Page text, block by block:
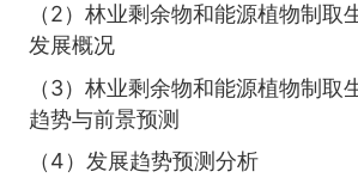
（2）林业剩余物和能源植物制取
发展概况
（3）林业剩余物和能源植物制取
趋势与前景预测
（4）发展趋势预测分析